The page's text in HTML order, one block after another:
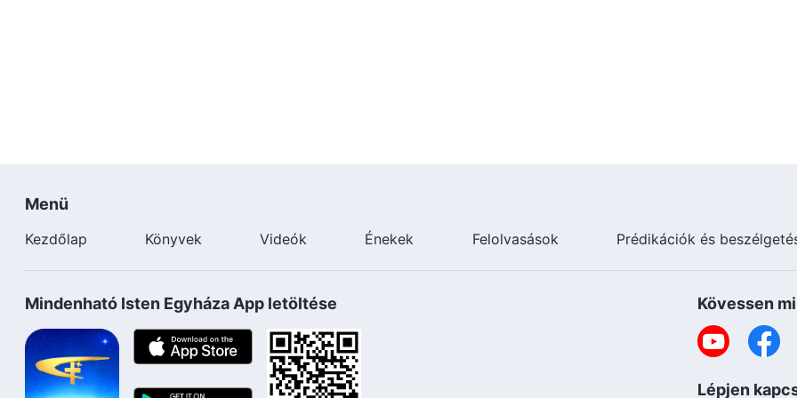
Menü
Kezdőlap Könyvek Videók Énekek Felolvasások Prédikációk és
Mindenható Isten Egyháza App letöltése Kövessen
Lépjen